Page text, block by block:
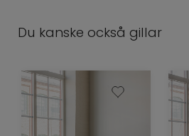
Du kanske också gillar